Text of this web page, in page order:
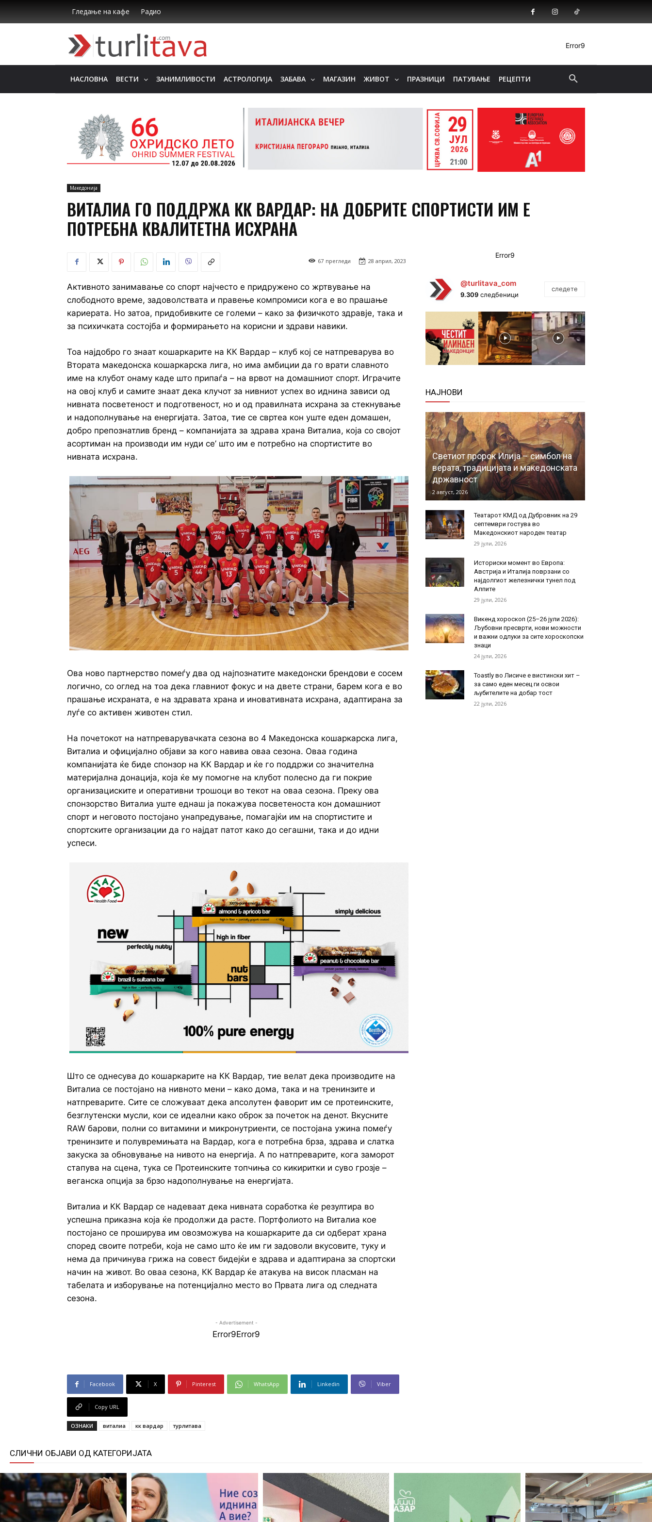
Гледање на кафе Радио
Error9
НАСЛОВНА ВЕСТИ ЗАНИМЛИВОСТИ АСТРОЛОГИЈА ЗАБАВА МАГАЗИН ЖИВОТ ПРАЗНИЦИ ПАТУВАЊЕ РЕЦЕПТИ
Македонија
ВИТАЛИА ГО ПОДДРЖА КК ВАРДАР: НА ДОБРИТЕ СПОРТИСТИ ИМ Е
ПОТРЕБНА КВАЛИТЕТНА ИСХРАНА
28 април, 2023
67 прегледи
Активното занимавање со спорт најчесто е придружено со жртвување на
слободното време, задоволствата и правење компромиси кога е во прашање
кариерата. Но затоа, придобивките се големи – како за физичкото здравје, така и
за психичката состојба и формирањето на корисни и здрави навики.
Тоа најдобро го знаат кошаркарите на КК Вардар – клуб кој се натпреварува во
Втората македонска кошаркарска лига, но има амбиции да го врати славното
име на клубот онаму каде што припаѓа – на врвот на домашниот спорт. Играчите
на овој клуб и самите знаат дека клучот за нивниот успех во иднина зависи од
нивната посветеност и подготвеност, но и од правилната исхрана за стекнување
и надополнување на енергијата. Затоа, тие се свртеа кон уште еден домашен,
добро препознатлив бренд – компанијата за здрава храна Виталиа, која со својот
асортиман на производи им нуди се’ што им е потребно на спортистите во
нивната исхрана.
Ова ново партнерство помеѓу два од најпознатите македонски брендови е сосем
логично, со оглед на тоа дека главниот фокус и на двете страни, барем кога е во
прашање исхраната, е на здравата храна и иновативната исхрана, адаптирана за
луѓе со активен животен стил.
На почетокот на натпреварувачката сезона во 4 Македонска кошаркарска лига,
Виталиа и официјално објави за кого навива оваа сезона. Оваа година
компанијата ќе биде спонзор на КК Вардар и ќе го поддржи со значителна
материјална донација, која ќе му помогне на клубот полесно да ги покрие
организациските и оперативни трошоци во текот на оваа сезона. Преку ова
спонзорство Виталиа уште еднаш ја покажува посветеноста кон домашниот
спорт и неговото постојано унапредување, помагајќи им на спортистите и
спортските организации да го најдат патот како до сегашни, така и до идни
успеси.
Што се однесува до кошаркарите на КК Вардар, тие велат дека производите на
Виталиа се постојано на нивното мени – како дома, така и на тренинзите и
натпреварите. Сите се сложуваат дека апсолутен фаворит им се протеинските,
безглутенски мусли, кои се идеални како оброк за почеток на денот. Вкусните
RAW барови, полни со витамини и микронутриенти, се постојана ужина помеѓу
тренинзите и полувремињата на Вардар, кога е потребна брза, здрава и слатка
закуска за обновување на нивото на енергија. А по натпреварите, кога заморот
стапува на сцена, тука се Протеинските топчиња со кикиритки и суво грозје –
веганска опција за брзо надополнување на енергијата.
Виталиа и КК Вардар се надеваат дека нивната соработка ќе резултира во
успешна приказна која ќе продолжи да расте. Портфолиото на Виталиа кое
постојано се проширува им овозможува на кошаркарите да си одберат храна
според своите потреби, која не само што ќе им ги задоволи вкусовите, туку и
нема да причинува грижа на совест бидејќи е здрава и адаптирана за спортски
начин на живот. Во оваа сезона, КК Вардар ќе атакува на висок пласман на
табелата и изборување на потенцијално место во Првата лига од следната
сезона.
- Advertisement -
Error9Error9
Facebook X Pinterest WhatsApp Linkedin Viber
Copy URL
ОЗНАКИ виталиа кк вардар турлитава
Error9
@turlitava_com
9.309следбеници
следете
НАЈНОВИ
Светиот пророк Илија – симбол на
верата, традицијата и македонската
државност
2 август, 2026
Театарот КМД од Дубровник на 29
септември гостува во
Македонскиот народен театар
29 јули, 2026
Историски момент во Европа:
Австрија и Италија поврзани со
најдолгиот железнички тунел под
Алпите
29 јули, 2026
Викенд хороскоп (25–26 јули 2026):
Љубовни пресврти, нови можности
и важни одлуки за сите хороскопски
знаци
24 јули, 2026
Toastly во Лисиче е вистински хит –
за само еден месец ги освои
љубителите на добар тост
22 јули, 2026
СЛИЧНИ ОБЈАВИ ОД КАТЕГОРИЈАТА